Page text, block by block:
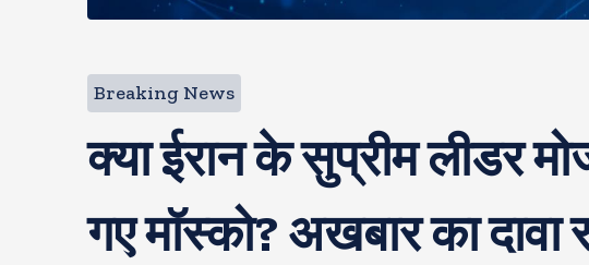
Breaking News
क्या ईरान के सुप्रीम लीडर
गए मॉस्को? अखबार का